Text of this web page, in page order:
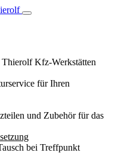
Kfz-Werkstätten
für Ihren
und Zubehör für das
bei Treffpunkt